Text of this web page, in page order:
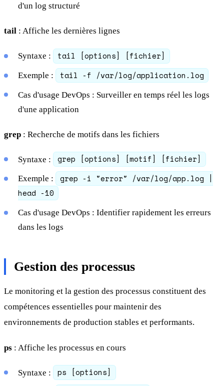
d'un log structuré
tail : Affiche les dernières lignes
Syntaxe : tail [options] [fichier]
Exemple : tail -f /var/log/application.log
Cas d'usage DevOps : Surveiller en temps réel les logs
d'une application
grep : Recherche de motifs dans les fichiers
Syntaxe : grep [options] [motif] [fichier]
Exemple :
grep -i "error" /var/log/app.log |
head -10
Cas d'usage DevOps : Identifier rapidement les erreurs
dans les logs
Gestion des processus
Le monitoring et la gestion des processus constituent des
compétences essentielles pour maintenir des
environnements de production stables et performants.
ps : Affiche les processus en cours
Syntaxe : ps [options]